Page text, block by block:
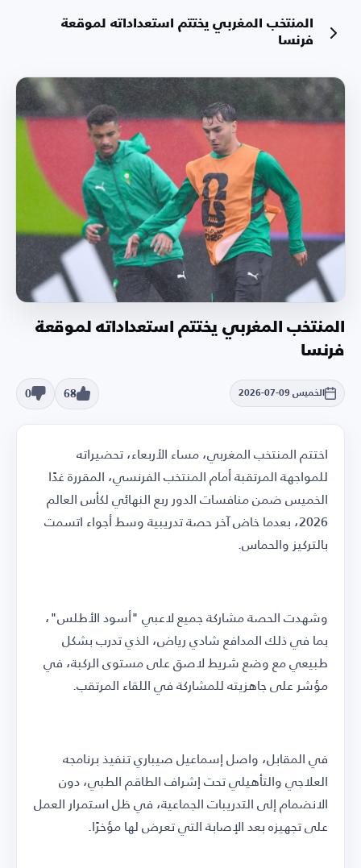
المنتخب المغربي يختتم استعداداته لموقعة
فرنسا
المنتخب المغربي يختتم استعداداته لموقعة
فرنسا
الخميس 09-07-2026 68
0
اختتم المنتخب المغربي، مساء الأربعاء، تحضيراته
للمواجهة المرتقبة أمام المنتخب الفرنسي، المقررة غدًا
الخميس ضمن منافسات الدور ربع النهائي لكأس العالم
2026، بعدما خاض آخر حصة تدريبية وسط أجواء اتسمت
بالتركيز والحماس.
وشهدت الحصة مشاركة جميع لاعبي "أسود الأطلس"،
بما في ذلك المدافع شادي رياض، الذي تدرب بشكل
طبيعي مع وضع شريط لاصق على مستوى الركبة، في
مؤشر على جاهزيته للمشاركة في اللقاء المرتقب.
في المقابل، واصل إسماعيل صيباري تنفيذ برنامجه
العلاجي والتأهيلي تحت إشراف الطاقم الطبي، دون
الانضمام إلى التدريبات الجماعية، في ظل استمرار العمل
على تجهيزه بعد الإصابة التي تعرض لها مؤخرًا.